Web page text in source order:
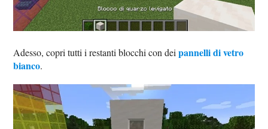
Adesso, copri tutti i restanti blocchi con deipannelli di vetro
bianco.